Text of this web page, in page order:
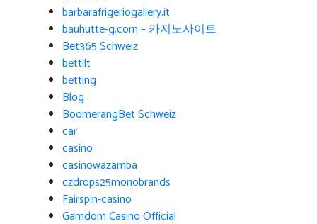
barbarafrigeriogallery.it
bauhutte-g.com – 카지노사이트
Bet365 Schweiz
bettilt
betting
Blog
BoomerangBet Schweiz
car
casino
casinowazamba
czdrops25monobrands
Fairspin-casino
Gamdom Casino Official